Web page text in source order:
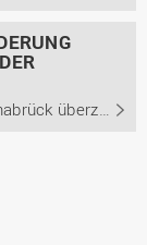
Hochschule Osnabrück und Universität Osnabrück überzeugen im Wettbewerb um Gründungs-Förderungen des Landes Niedersachsen und der VolkswagenStiftung